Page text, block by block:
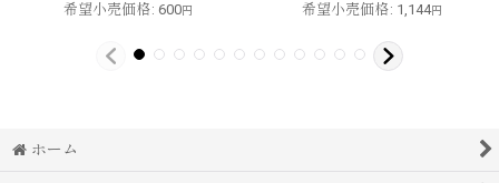
希望小売価格: 600円
希望小売価格: 1,144円
ホーム